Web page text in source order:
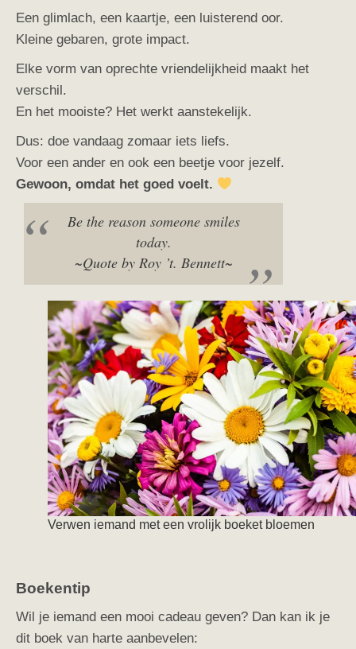
Een glimlach, een kaartje, een luisterend oor.
Kleine gebaren, grote impact.
Elke vorm van oprechte vriendelijkheid maakt het
verschil.
En het mooiste? Het werkt aanstekelijk.
Dus: doe vandaag zomaar iets liefs.
Voor een ander en ook een beetje voor jezelf.
Gewoon, omdat het goed voelt.
Be the reason someone smiles
today.
~Quote by Roy ’t. Bennett~
Verwen iemand met een vrolijk boeket bloemen
Boekentip
Wil je iemand een mooi cadeau geven? Dan kan ik je
dit boek van harte aanbevelen: